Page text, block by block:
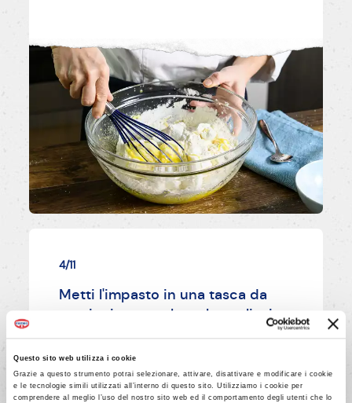
Questo sito web utilizza i cookie
Grazie a questo strumento potrai selezionare, attivare, disattivare e modificare i cookie
e le tecnologie simili utilizzati all’interno di questo sito. Utilizziamo i cookie per
comprendere al meglio l’uso del nostro sito web ed il comportamento degli utenti che lo
4/11
Metti l'impasto in una tasca da
pasticciere con bocchetta liscia
del diametro di 1,5 cm, forma 21
bastoncini lunghi 7 cm circa su
una lastra antiaderente e cospargi
con lo zucchero al velo